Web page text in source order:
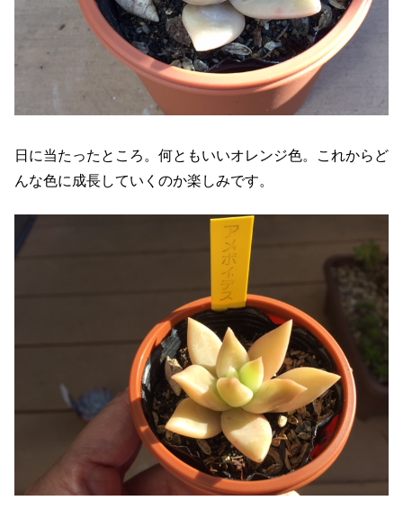
日に当たったところ。何ともいいオレンジ色。これからど
んな色に成長していくのか楽しみです。